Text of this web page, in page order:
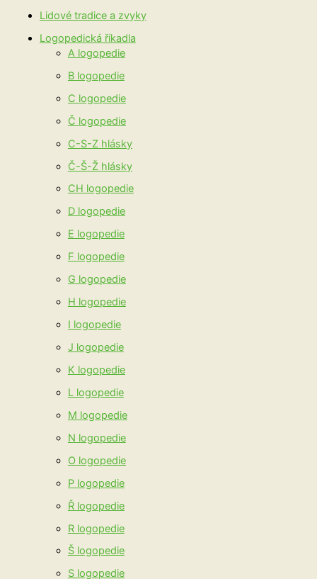
Lidové tradice a zvyky
Logopedická říkadla
A logopedie
B logopedie
C logopedie
Č logopedie
C-S-Z hlásky
Č-Š-Ž hlásky
CH logopedie
D logopedie
E logopedie
F logopedie
G logopedie
H logopedie
I logopedie
J logopedie
K logopedie
L logopedie
M logopedie
N logopedie
O logopedie
P logopedie
Ř logopedie
R logopedie
Š logopedie
S logopedie